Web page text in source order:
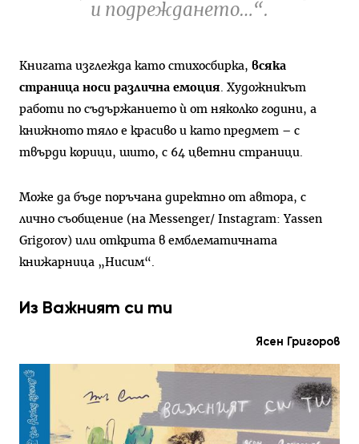
и подреждането…“.
Книгата изглежда като стихосбирка, всяка
страница носи различна емоция . Художникът
работи по съдържанието ѝ от няколко години, а
книжното тяло е красиво и като предмет – с
твърди корици, шито, с 64 цветни страници.
Може да бъде поръчана директно от автора, с
лично съобщение (на Messenger/ Instagram: Yassen
Grigorov) или открита в емблематичната
книжарница „Нисим“.
Из Важният си ти
Ясен Григоров